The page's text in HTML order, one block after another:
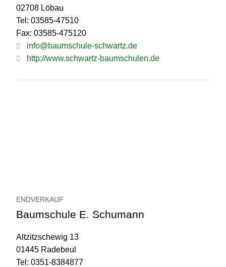
02708 Löbau
Tel: 03585-47510
Fax: 03585-475120
info@baumschule-schwartz.de
http://www.schwartz-baumschulen.de
ENDVERKAUF
Baumschule E. Schumann
Altzitzschewig 13
01445 Radebeul
Tel: 0351-8384877